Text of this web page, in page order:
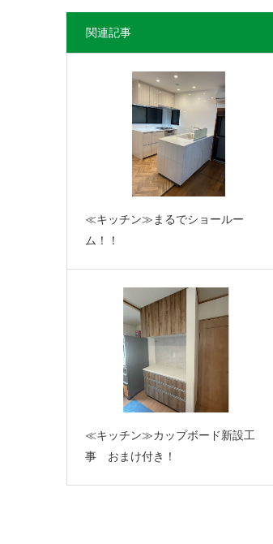
関連記事
≪キッチン≫まるでショールー
ム！！
≪キッチン≫カップボード新設工
事 おまけ付き！